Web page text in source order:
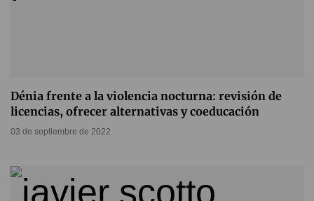
Dénia frente a la violencia nocturna: revisión de
licencias, ofrecer alternativas y coeducación
03 de septiembre de 2022